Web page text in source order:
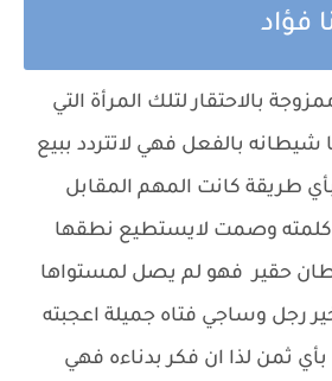
فؤاد
بالاحتقار لتلك المرأة التي
شيطانه بالفعل فهي لاتتردد ببيع
بأي طريقة كانت المهم المقابل
كلمته وصمت لايستطيع نطقها
حقير فهو لم يصل لمستواها
رجل وساجي فتاه جميلة اعجبته
ثمن لذا ان فكر بدناءه فهي